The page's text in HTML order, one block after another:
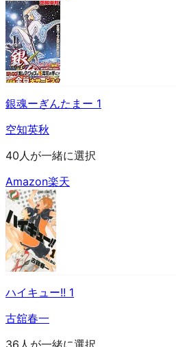
銀魂ーぎんたまー 1
空知英秋
40人が一緒に選択
Amazon楽天
ハイキュー!! 1
古舘春一
36人が一緒に選択